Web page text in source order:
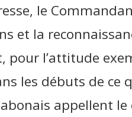
le
et la
pour l’attitude
les débuts de ce
appellent